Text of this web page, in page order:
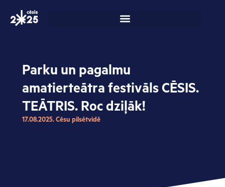
Parku un pagalmu
amatierteātra festivāls CĒSIS.
TEĀTRIS. Roc dziļāk!
17.08.2025. Cēsu pilsētvidē